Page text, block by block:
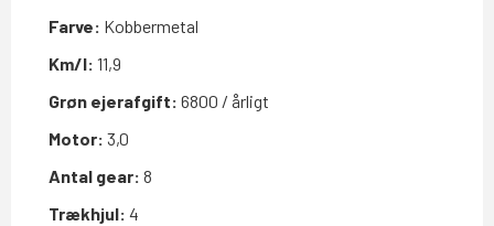
Farve: Kobbermetal
Km/l: 11,9
Grøn ejerafgift: 6800 / årligt
Motor: 3,0
Antal gear: 8
Trækhjul: 4